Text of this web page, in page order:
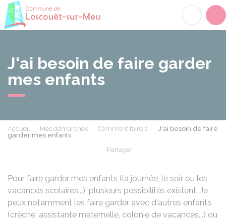
J'ai besoin de faire garder
mes enfants
Accueil Mes démarches Comment faire si
J'ai besoin de faire
garder mes enfants
Partager
Pour faire garder mes enfants (la journée, le soir ou les
vacances scolaires...), plusieurs possibilités existent. Je
peux notamment les faire garder avec d'autres enfants
(crèche, assistante maternelle, colonie de vacances...) ou